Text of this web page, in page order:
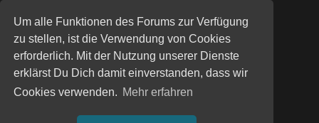
Um alle Funktionen des Forums zur Verfügung
zu stellen, ist die Verwendung von Cookies
erforderlich. Mit der Nutzung unserer Dienste
erklärst Du Dich damit einverstanden, dass wir
Cookies verwenden. Mehr erfahren